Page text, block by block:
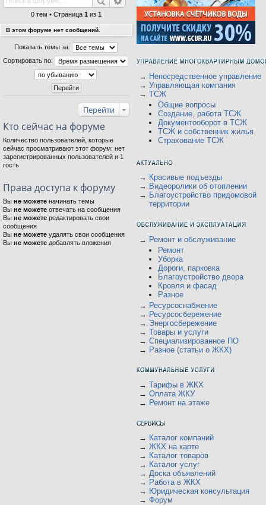
0 тем • Страница 1 из 1
В этом форуме нет сообщений.
Показать темы за:
Сортировать по:
Перейти
Кто сейчас на форуме
Количество пользователей, которые
сейчас просматривают этот форум: нет
зарегистрированных пользователей и 1
гость
Права доступа к форуму
Вы не можете начинать темы
Вы не можете отвечать на сообщения
Вы не можете редактировать свои
сообщения
Вы не можете удалять свои сообщения
Вы не можете добавлять вложения
→ Непосредственное управление
→ Управляющая компания
→ ТСЖ
Общие вопросы
Создание, работа ТСЖ
Документооборот в ТСЖ
ТСЖ и собственник жилья
Страхование ТСЖ
→ Красивые подъезды
→ Видеоролики об отоплении
→ Благоустройство придомовой
территории
→ Ремонт и обслуживание
Ремонт
Уборка
Дороги, парковка
Благоустройство двора
Кровля и фасад
Разное
→ Ресурсоснабжение
→ Ресурсосбережение
→ Энергосбережение
→ Товары и услуги
→ Специализированное ПО
→ Разное (статьи о ЖКХ)
→ Тарифы в ЖКХ
→ Оплата ЖКУ
→ Ремонт на этаже
→ Каталог компаний
→ ЖКХ на карте
→ Каталог товаров
→ Каталог услуг
→ Доска объявлений
→ Работа в ЖКХ
→ Юридическая консультация
→ Форум